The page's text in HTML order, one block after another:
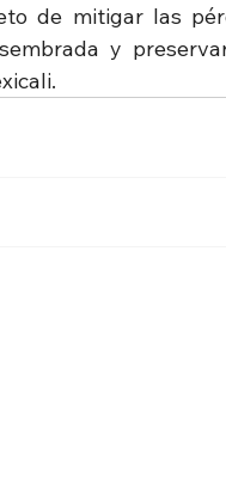
de mitigar las
y